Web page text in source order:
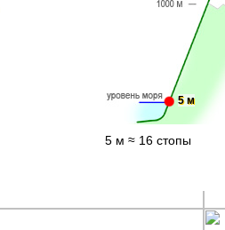
5 м
5 м ≈ 16 стопы